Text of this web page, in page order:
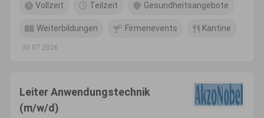
Vollzeit Teilzeit Gesundheitsangebote
Weiterbildungen Firmenevents Kantine
30.07.2026
Leiter Anwendungstechnik
(m/w/d)